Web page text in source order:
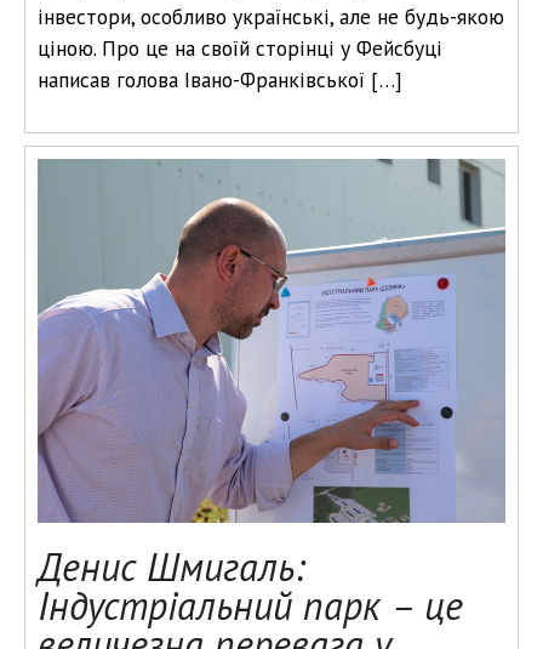
інвестори, особливо українські, але не будь-якою
ціною. Про це на своїй сторінці у Фейсбуці
написав голова Івано-Франківської […]
Денис Шмигаль:
Індустріальний парк – це